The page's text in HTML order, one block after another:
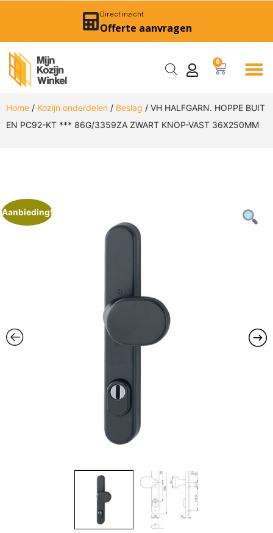
Direct inzicht
Offerte aanvragen
0
Home / Kozijn onderdelen / Beslag / VH HALFGARN. HOPPE BUIT
EN PC92-KT *** 86G/3359ZA ZWART KNOP-VAST 36X250MM
Aanbieding!